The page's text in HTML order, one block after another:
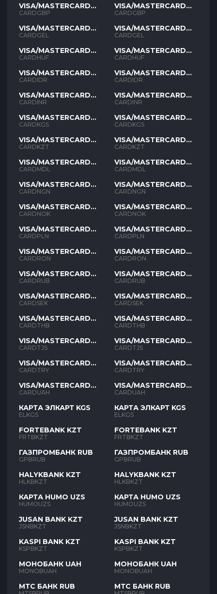
VISA/MASTERCARD
GBP
CARDGBP
VISA/MASTERCARD
GEL
CARDGEL
VISA/MASTERCARD
HUF
CARDHUF
VISA/MASTERCARD
IDR
CARDIDR
VISA/MASTERCARD
INR
CARDINR
VISA/MASTERCARD
KGS
CARDKGS
VISA/MASTERCARD
KZT
CARDKZT
VISA/MASTERCARD
MDL
CARDMDL
VISA/MASTERCARD
NGN
CARDNGN
VISA/MASTERCARD
NOK
CARDNOK
VISA/MASTERCARD
PLN
CARDPLN
VISA/MASTERCARD
RON
CARDRON
VISA/MASTERCARD
RUB
CARDRUB
VISA/MASTERCARD
SEK
CARDSEK
VISA/MASTERCARD
THB
CARDTHB
VISA/MASTERCARD
TJS
CARDTJS
VISA/MASTERCARD
TYR
CARDTRY
VISA/MASTERCARD
UAH
CARDUAH
КАРТА ЭЛКАРТ KGS
ELKGS
FORTEBANK KZT
FRTBKZT
ГАЗПРОМБАНК RUB
GPBRUB
HALYKBANK KZT
HLKBKZT
КАРТА HUMO UZS
HUMOUZS
JUSAN BANK KZT
JSNBKZT
KASPI BANK KZT
KSPBKZT
МОНОБАНК UAH
MONOBUAH
МТС БАНК RUB
VISA/MASTERCARD
GBP
CARDGBP
VISA/MASTERCARD
GEL
CARDGEL
VISA/MASTERCARD
HUF
CARDHUF
VISA/MASTERCARD
IDR
CARDIDR
VISA/MASTERCARD
INR
CARDINR
VISA/MASTERCARD
KGS
CARDKGS
VISA/MASTERCARD
KZT
CARDKZT
VISA/MASTERCARD
MDL
CARDMDL
VISA/MASTERCARD
NGN
CARDNGN
VISA/MASTERCARD
NOK
CARDNOK
VISA/MASTERCARD
PLN
CARDPLN
VISA/MASTERCARD
RON
CARDRON
VISA/MASTERCARD
RUB
CARDRUB
VISA/MASTERCARD
SEK
CARDSEK
VISA/MASTERCARD
THB
CARDTHB
VISA/MASTERCARD
TJS
CARDTJS
VISA/MASTERCARD
TYR
CARDTRY
VISA/MASTERCARD
UAH
CARDUAH
КАРТА ЭЛКАРТ KGS
ELKGS
FORTEBANK KZT
FRTBKZT
ГАЗПРОМБАНК RUB
GPBRUB
HALYKBANK KZT
HLKBKZT
КАРТА HUMO UZS
HUMOUZS
JUSAN BANK KZT
JSNBKZT
KASPI BANK KZT
KSPBKZT
МОНОБАНК UAH
MONOBUAH
МТС БАНК RUB